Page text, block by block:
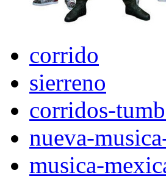
corrido
sierreno
corridos-
nueva-
musica-